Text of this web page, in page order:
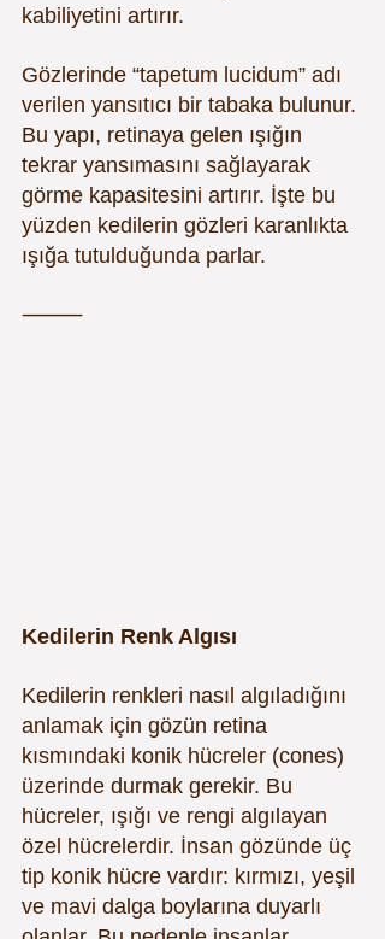
kabiliyetini artırır.
Gözlerinde “tapetum lucidum” adı
verilen yansıtıcı bir tabaka bulunur.
Bu yapı, retinaya gelen ışığın
tekrar yansımasını sağlayarak
görme kapasitesini artırır. İşte bu
yüzden kedilerin gözleri karanlıkta
ışığa tutulduğunda parlar.
⸻
Kedilerin Renk Algısı
Kedilerin renkleri nasıl algıladığını
anlamak için gözün retina
kısmındaki konik hücreler (cones)
üzerinde durmak gerekir. Bu
hücreler, ışığı ve rengi algılayan
özel hücrelerdir. İnsan gözünde üç
tip konik hücre vardır: kırmızı, yeşil
ve mavi dalga boylarına duyarlı